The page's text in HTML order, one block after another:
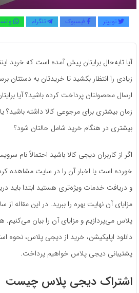
توییتر فیسبوک تلگرام
آیا تابه‌حال برایتان پیش آمده است که خرید
زیادی را انتظار بکشید تا خریدتان به دستتان
ارسال محصولتان پرداخت کرده باشید؟ آیا
زمان بیشتری برای مرجوعی کالا داشته باشید؟
بیشتری در هنگام خرید شامل حالتان شود؟
اگر از کاربران دیجی کالا باشید احتمالاً نام
خورده است یا اخبار آن را در سایت مشاهده
و دریافت خدمات ویژه‌تری هستید ابتدا باید
مزایای آن نهایت بهره را ببرید. در این مقاله
پلاس می‌پردازیم و مزایای آن را بیان
دانلود اپلیکیشن، خرید از دیجی پلاس، نحوه
پشتیبانی دیجی پلاس خواهیم پرداخت.
اشتراک دیجی پلاس چیست